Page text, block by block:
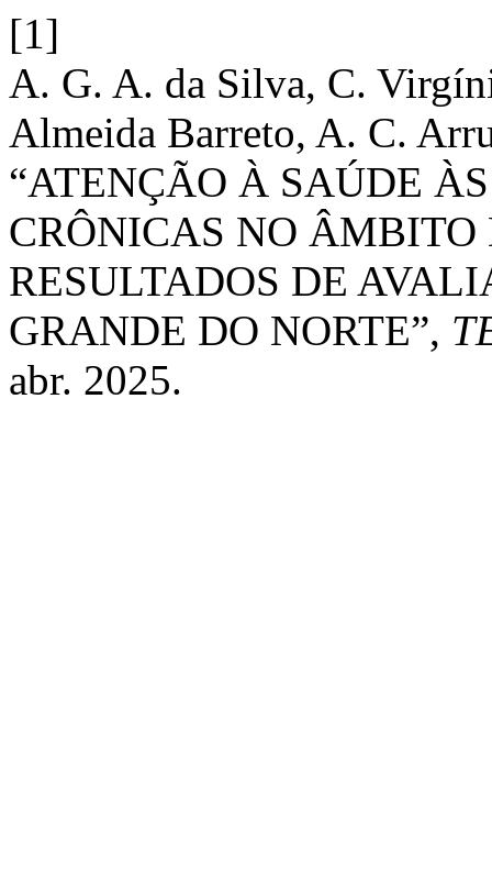
[1]
A. G. A. da Silva, C.
Almeida Barreto, A. C.
“ATENÇÃO À SAÚDE
CRÔNICAS NO
RESULTADOS DE
GRANDE DO NORTE”,
abr. 2025.